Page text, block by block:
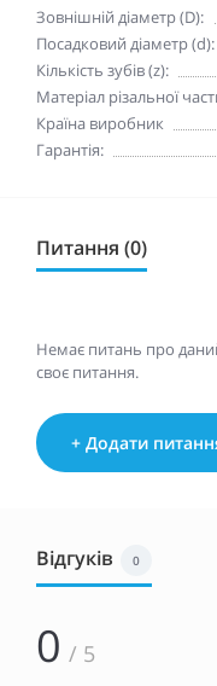
Зовнішній діаметр (D):
Посадковий діаметр (d):
Кількість зубів (z):
Матеріал різальної
Країна виробник
Гарантія:
Питання (0)
Немає питань про
своє питання.
+ Додати
Відгуків 0
0 / 5